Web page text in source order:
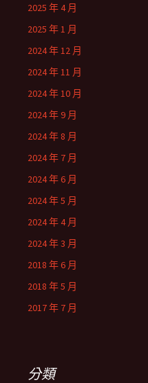
2025 年 4 月
2025 年 1 月
2024 年 12 月
2024 年 11 月
2024 年 10 月
2024 年 9 月
2024 年 8 月
2024 年 7 月
2024 年 6 月
2024 年 5 月
2024 年 4 月
2024 年 3 月
2018 年 6 月
2018 年 5 月
2017 年 7 月
分類